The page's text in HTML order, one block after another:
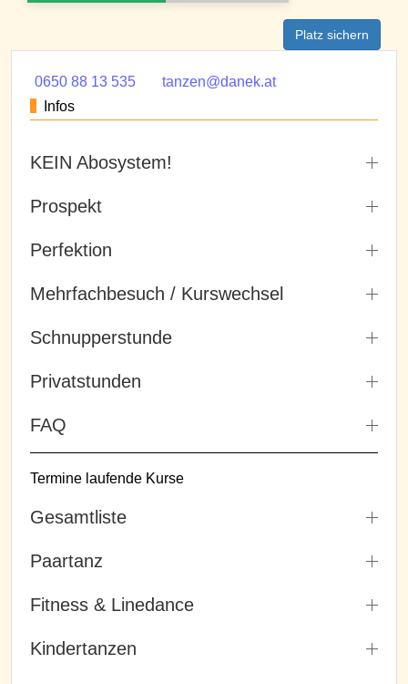
Platz sichern
0650 88 13 535
tanzen@danek.at
Infos
KEIN Abosystem!
Prospekt
Perfektion
Mehrfachbesuch / Kurswechsel
Schnupperstunde
Privatstunden
FAQ
Termine laufende Kurse
Gesamtliste
Paartanz
Fitness & Linedance
Kindertanzen